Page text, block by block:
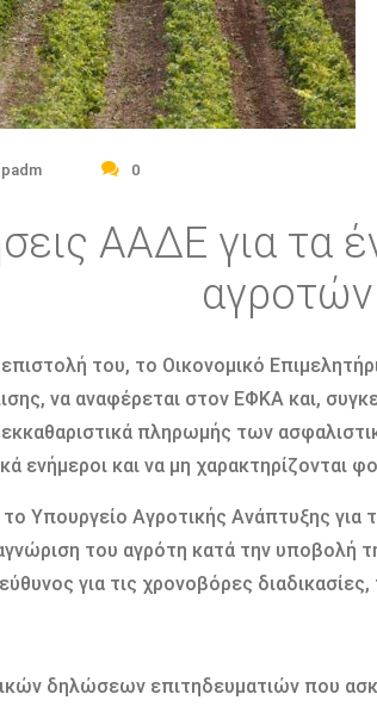
0
ΑΑΔΕ για τα
αγροτών
του, το Οικονομικό
να αναφέρεται στον ΕΦΚΑ και,
εκκαθαριστικά πληρωμής των
ενήμεροι και να μη χαρακτηρίζονται
το Υπουργείο Αγροτικής Ανάπτυξης
του αγρότη κατά την υποβολή
για τις χρονοβόρες
δηλώσεων επιτηδευματιών που